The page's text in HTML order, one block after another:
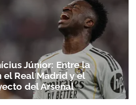
Júnior: Entre la
Real Madrid y el
del Arsenal